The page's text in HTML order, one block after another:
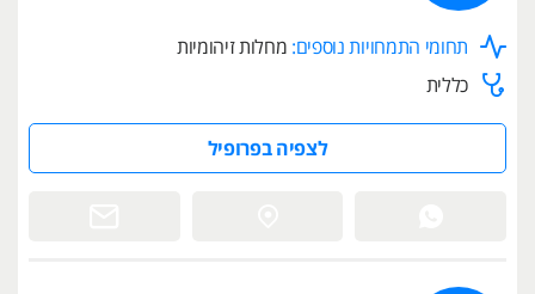
תחומי התמחויות נוספים: מחלות זיהומיות
כללית
לצפיה בפרופיל